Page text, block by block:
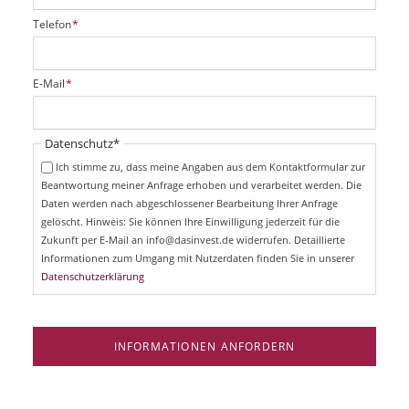
P
f
i
c
t
f
Telefon*
P
f
i
E-Mail*
Pflichtfeld
Datenschutz*
Ich stimme zu, dass meine Angaben aus dem Kontaktformular zur
Beantwortung meiner Anfrage erhoben und verarbeitet werden. Die
Daten werden nach abgeschlossener Bearbeitung Ihrer Anfrage
gelöscht. Hinweis: Sie können Ihre Einwilligung jederzeit für die
Zukunft per E-Mail an info@dasinvest.de widerrufen. Detaillierte
Informationen zum Umgang mit Nutzerdaten finden Sie in unserer
Datenschutzerklärung
INFORMATIONEN ANFORDERN